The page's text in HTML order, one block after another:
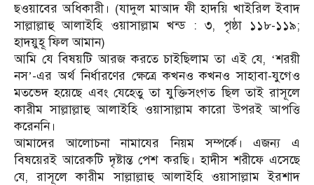
ছওয়াবের অধিকারী। (যাদুল মাআদ ফী হাদয়ি খাইরিল ইবাদ
সাল্লাল্লাহু আলাইহি ওয়াসাল্লাম খন্ড : ৩, পৃষ্ঠা ১১৮-১১৯;
হাদয়ুহূ ফিল আমান)
আমি যে বিষয়টি আরজ করতে চাইছিলাম তা এই যে, ‘শরয়ী
নস’-এর অর্থ নির্ধারণের ক্ষেত্রে কখনও কখনও সাহাবা-যুগেও
মতভেদ হয়েছে এবং যেহেতু তা যুক্তিসংগত ছিল তাই রাসূলে
কারীম সাল্লাল্লাহু আলাইহি ওয়াসাল্লাম কারো উপরই আপত্তি
করেননি।
আমাদের আলোচনা নামাযের নিয়ম সম্পর্কে। এজন্য এ
বিষয়েরই আরেকটি দৃষ্টান্ত পেশ করছি। হাদীস শরীফে এসেছে
যে, রাসূলে কারীম সাল্লাল্লাহু আলাইহি ওয়াসাল্লাম ইরশাদ